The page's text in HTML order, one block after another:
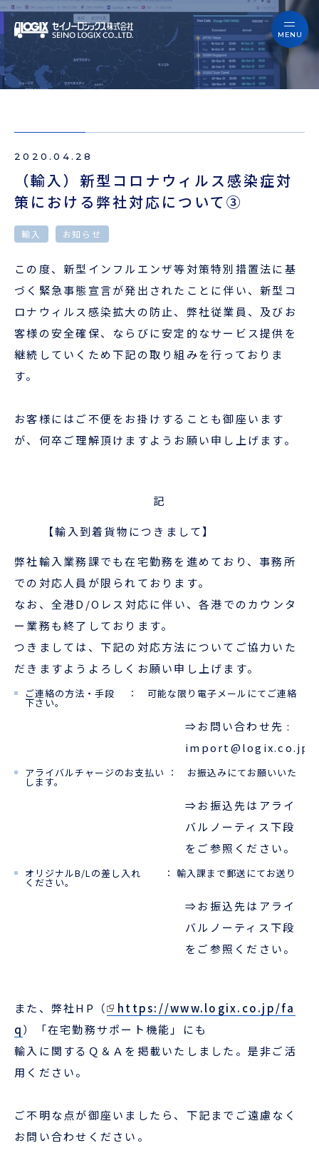
会員ログイン
本船スケジュール
お役立ち資料
セイノーロジックスを知る
サービス
お役立ちブログ
よくあるご質問
ニュース
セイノーロジックスを知る
事例
お役立ちブログ
よくあるご質問
ニュース
企業情報
採用情報
本船スケジュール
お問い合わせ
2020.04.28
（輸入）新型コロナウィルス感染症対
策における弊社対応について③
輸入 お知らせ
この度、新型インフルエンザ等対策特別措置法に基
づく緊急事態宣言が発出されたことに伴い、新型コ
ロナウィルス感染拡大の防止、弊社従業員、及びお
客様の安全確保、ならびに安定的なサービス提供を
継続していくため下記の取り組みを行っておりま
す。
お客様にはご不便をお掛けすることも御座います
が、何卒ご理解頂けますようお願い申し上げます。
記
【輸入到着貨物につきまして】
弊社輸入業務課でも在宅勤務を進めており、事務所
での対応人員が限られております。
なお、全港D/Oレス対応に伴い、各港でのカウンタ
ー業務も終了しております。
つきましては、下記の対応方法についてご協力いた
だきますようよろしくお願い申し上げます。
ご連絡の方法・手段 ： 可能な限り電子メールにてご連絡
下さい。
⇒お問い合わせ先 :
import@logix.co.jp
アライバルチャージのお支払い ： お振込みにてお願いいた
します。
⇒お振込先はアライ
バルノーティス下段
をご参照ください。
オリジナルB/Lの差し入れ ： 輸入課まで郵送にてお送り
ください。
⇒お振込先はアライ
バルノーティス下段
をご参照ください。
また、弊社HP（
https://www.logix.co.jp/fa
q）「在宅勤務サポート機能」にも
輸入に関するＱ＆Ａを掲載いたしました。是非ご活
用ください。
ご不明な点が御座いましたら、下記までご遠慮なく
お問い合わせください。